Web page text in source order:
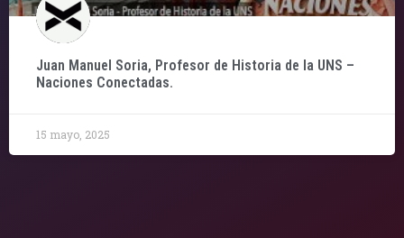
Juan Manuel Soria, Profesor de Historia de la UNS –
Naciones Conectadas.
15 mayo, 2025